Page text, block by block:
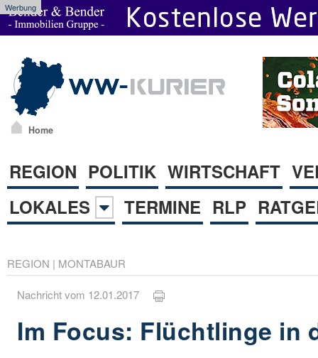
Werbung
Home
REGION POLITIK WIRTSCHAFT
LOKALES
TERMINE RLP
REGION | MONTABAUR
Nachricht vom 12.01.2017
Im Focus: Flüchtlinge in